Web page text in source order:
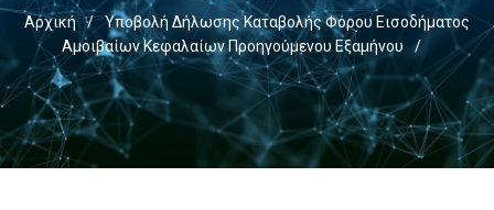
Αρχική /
Υποβολή Δήλωσης Καταβολής Φόρου Εισοδήματος
Αμοιβαίων Κεφαλαίων Προηγούμενου Εξαμήνου
/